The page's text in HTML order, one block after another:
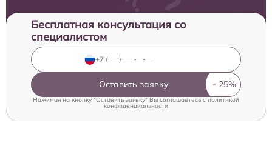
Бесплатная консультация со
специалистом
Оставить заявку
Нажимая на кнопку "Оставить заявку" Вы соглашаетесь cполитикой
конфиденциальности